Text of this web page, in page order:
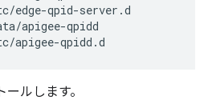
edge-qpid-server.d
apigee-qpidd
apigee-qpidd.d
ルします。